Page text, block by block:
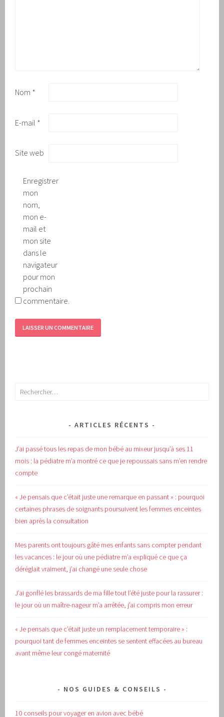
Nom *
E-mail *
Site web
Enregistrer
mon
nom,
mon e-
mail et
mon site
dans le
navigateur
pour mon
prochain
commentaire.
Rechercher :
ARTICLES RÉCENTS
J’ai passé tous les repas de mon bébé au mixeur jusqu’à ses 11
mois : la pédiatre m’a montré ce que je repoussais sans m’en rendre
compte
« Je pensais que c’était juste une remarque en passant » : pourquoi
certaines phrases de soignants poursuivent les femmes enceintes
bien après la consultation
Mes parents ont toujours gâté mes enfants sans compter pendant
les vacances : le jour où une pédiatre m’a expliqué ce que ça
déréglait vraiment, j’ai changé une seule chose
J’ai gonflé les brassards de ma fille tout l’été juste pour la rassurer :
le jour où un maître-nageur m’a arrêtée, j’ai compris mon erreur
« Je pensais que c’était juste un remplacement temporaire » :
pourquoi tant de femmes enceintes se sentent effacées au bureau
avant même leur congé maternité
NOS GUIDES & CONSEILS
10 conseils pour voyager en avion avec bébé